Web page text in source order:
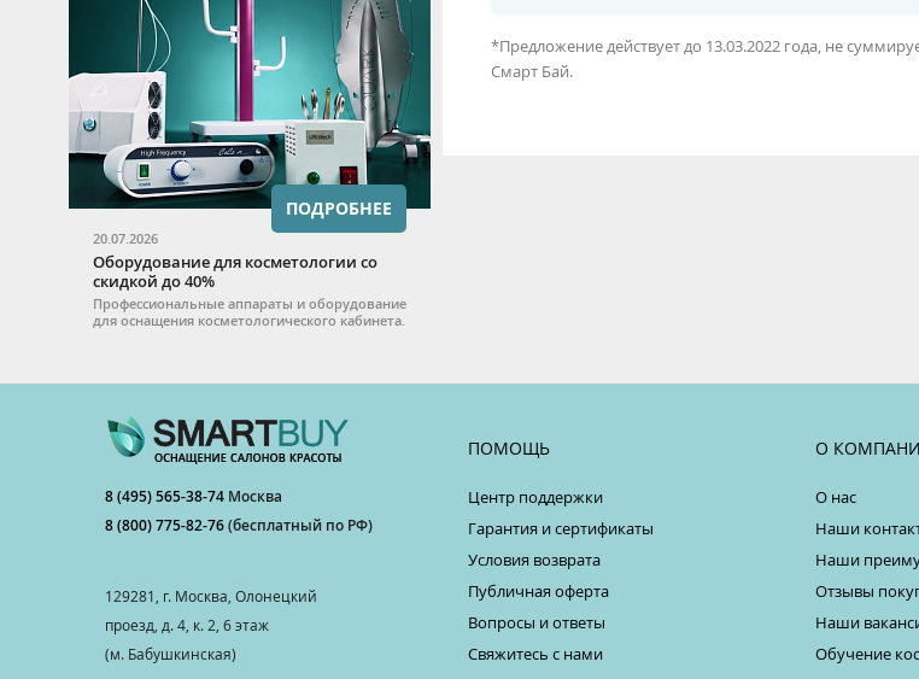
20.07.2026
Оборудование для косметологии со
скидкой до 40%
Профессиональные аппараты и оборудование
для оснащения косметологического кабинета.
ПОДРОБНЕЕ
*Предложение действует до 13.03.2022 года, не
Смарт Бай.
8 (495) 565-38-74 Москва
8 (800) 775-82-76(бесплатный по РФ)
129281, г. Москва, Олонецкий
проезд, д. 4, к. 2, 6 этаж
(м. Бабушкинская)
ПОМОЩЬ
Центр поддержки
Гарантия и сертификаты
Условия возврата
Публичная оферта
Вопросы и ответы
Свяжитесь с нами
О
О нас
Наши
Наши
Отзывы
Наши
Обучение